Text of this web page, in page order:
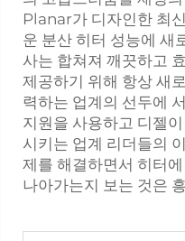
Planar가 디자인한 최
운 분산 히터 성능에 새
사는 합쳐져 깨끗하고
제공하기 위해 항상 새
력하는 업계의 선두에
지원을 사용하고 디젤
시키는 업계 리더들의
제를 해결하면서 히터
나아가는지 보는 것은